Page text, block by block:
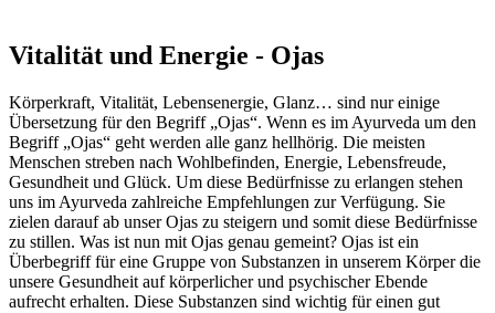
Vitalität und Energie - Ojas
Körperkraft, Vitalität, Lebensenergie, Glanz… sind nur einige
Übersetzung für den Begriff „Ojas“. Wenn es im Ayurveda um den
Begriff „Ojas“ geht werden alle ganz hellhörig. Die meisten
Menschen streben nach Wohlbefinden, Energie, Lebensfreude,
Gesundheit und Glück. Um diese Bedürfnisse zu erlangen stehen
uns im Ayurveda zahlreiche Empfehlungen zur Verfügung. Sie
zielen darauf ab unser Ojas zu steigern und somit diese Bedürfnisse
zu stillen. Was ist nun mit Ojas genau gemeint? Ojas ist ein
Überbegriff für eine Gruppe von Substanzen in unserem Körper die
unsere Gesundheit auf körperlicher und psychischer Ebende
aufrecht erhalten. Diese Substanzen sind wichtig für einen gut